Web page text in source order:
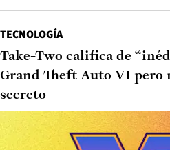
TECNOLOGÍA
Take-Two califica de
Grand Theft Auto VI pero
secreto